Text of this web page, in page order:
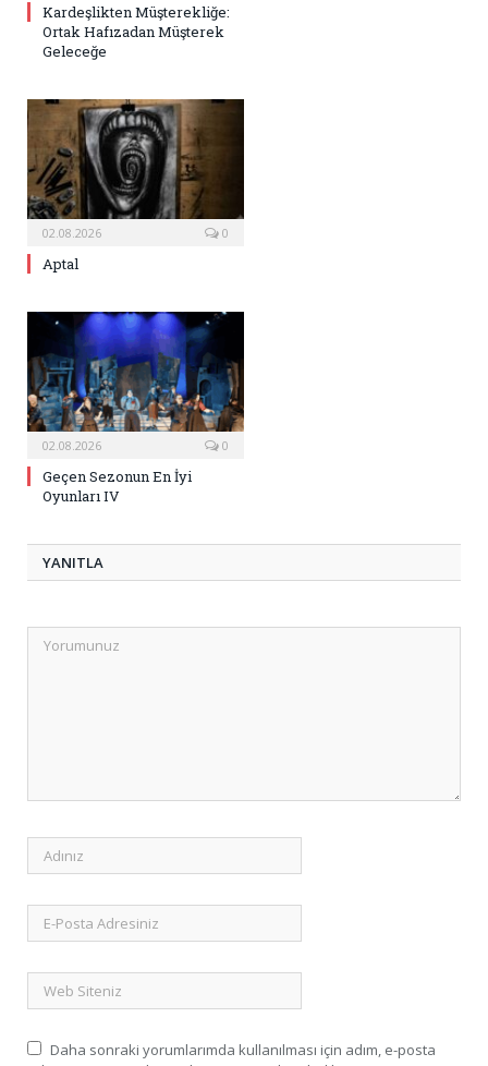
Kardeşlikten Müşterekliğe:
Ortak Hafızadan Müşterek
Geleceğe
02.08.2026 0
Aptal
02.08.2026 0
Geçen Sezonun En İyi
Oyunları IV
YANITLA
Daha sonraki yorumlarımda kullanılması için adım, e-posta